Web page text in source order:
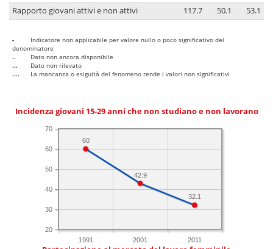
Rapporto giovani attivi e non attivi 117.7 50.1 53.1
-
Indicatore non applicabile per valore nullo o poco significativo del
denominatore
..
Dato non ancora disponibile
...
Dato non rilevato
....
La mancanza o esiguità del fenomeno rende i valori non significativi
Incidenza giovani 15-29 anni che non studiano e non lavorano
1991 2001 2011
20
30
40
50
60
70
32.1
42.9
60